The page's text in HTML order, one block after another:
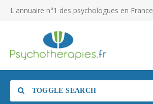
L'annuaire n°1 des psychologues en France
TOGGLE SEARCH